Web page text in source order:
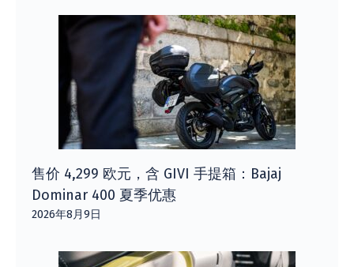
售价 4,299 欧元，含 GIVI 手提箱：Bajaj
Dominar 400 夏季优惠
2026年8月9日